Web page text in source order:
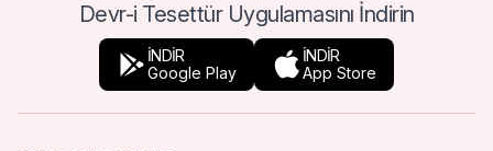
Devr-i Tesettür Uygulamasını İndirin
İNDİR
Google Play
İNDİR
App Store